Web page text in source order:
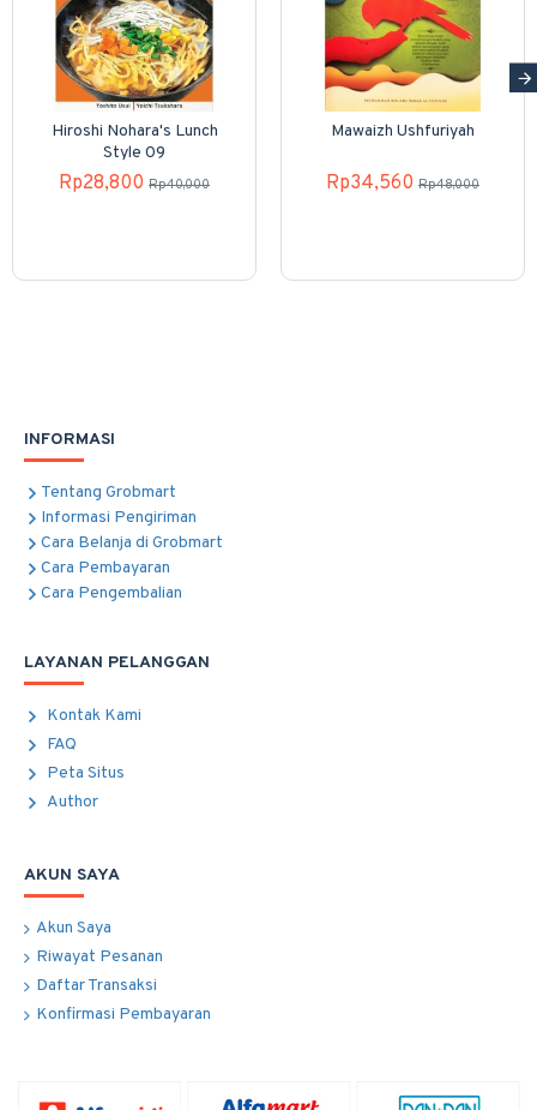
Hiroshi Nohara's Lunch
Style 09
Rp28,800 Rp40,000
Mawaizh Ushfuriyah
Rp34,560 Rp48,000
INFORMASI
Tentang Grobmart
Informasi Pengiriman
Cara Belanja di Grobmart
Cara Pembayaran
Cara Pengembalian
LAYANAN PELANGGAN
Kontak Kami
FAQ
Peta Situs
Author
AKUN SAYA
Akun Saya
Riwayat Pesanan
Daftar Transaksi
Konfirmasi Pembayaran